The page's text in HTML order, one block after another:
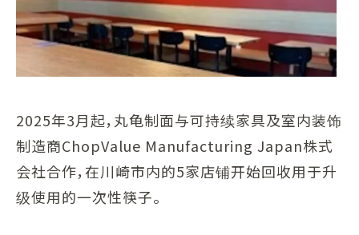
2025年3月起，丸龟制面与可持续家具及室内装饰
制造商ChopValue Manufacturing Japan株式
会社合作，在川崎市内的5家店铺开始回收用于升
级使用的一次性筷子。